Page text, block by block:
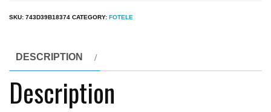
SKU: 743D39B18374 CATEGORY: FOTELE
DESCRIPTION
Description